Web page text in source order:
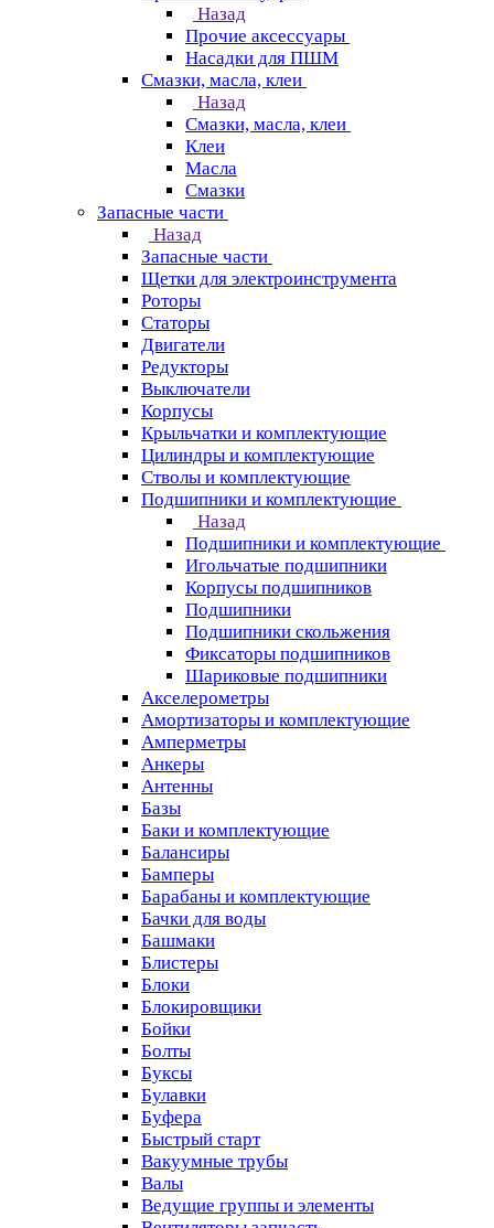
Назад
Прочие аксессуары
Насадки для ПШМ
Смазки, масла, клеи
Назад
Смазки, масла, клеи
Клеи
Масла
Смазки
Запасные части
Назад
Запасные части
Щетки для электроинструмента
Роторы
Статоры
Двигатели
Редукторы
Выключатели
Корпусы
Крыльчатки и комплектующие
Цилиндры и комплектующие
Стволы и комплектующие
Подшипники и комплектующие
Назад
Подшипники и комплектующие
Игольчатые подшипники
Корпусы подшипников
Подшипники
Подшипники скольжения
Фиксаторы подшипников
Шариковые подшипники
Акселерометры
Амортизаторы и комплектующие
Амперметры
Анкеры
Антенны
Базы
Баки и комплектующие
Балансиры
Бамперы
Барабаны и комплектующие
Бачки для воды
Башмаки
Блистеры
Блоки
Блокировщики
Бойки
Болты
Буксы
Булавки
Буфера
Быстрый старт
Вакуумные трубы
Валы
Ведущие группы и элементы